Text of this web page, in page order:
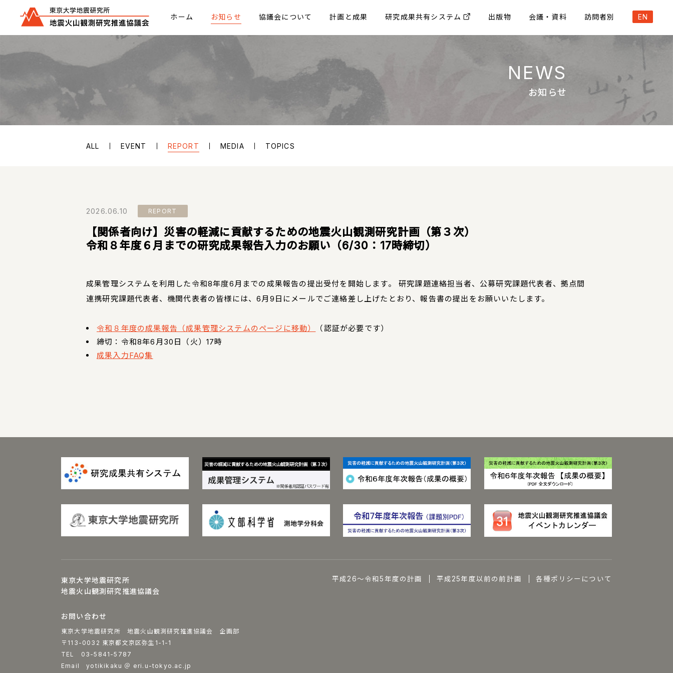
ホーム お知らせ 協議会について 計画と成果 研究成果共有システム 出版物 会議・資料 訪問者別 EN
NEWS
お知らせ
ALL EVENT REPORT MEDIA TOPICS
2026.06.10 REPORT
【関係者向け】災害の軽減に貢献するための地震火山観測研究計画（第３次）
令和８年度６月までの研究成果報告入力のお願い（6/30：17時締切）
成果管理システムを利用した令和8年度6月までの成果報告の提出受付を開始します。 研究課題連絡担当者、公募研究課題代表者、拠点間
連携研究課題代表者、機関代表者の皆様には、6月9日にメールでご連絡差し上げたとおり、報告書の提出をお願いいたします。
令和８年度の成果報告（成果管理システムのページに移動）
（認証が必要です）
締切：令和8年6月30日（火）17時
成果入力FAQ集
平成26～令和5年度の計画 平成25年度以前の前計画 各種ポリシーについて
東京大学地震研究所
地震火山観測研究推進協議会
お問い合わせ
東京大学地震研究所 地震火山観測研究推進協議会 企画部
〒113-0032 東京都文京区弥生1-1-1
TEL 03-5841-5787
Email yotikikaku ＠ eri.u-tokyo.ac.jp